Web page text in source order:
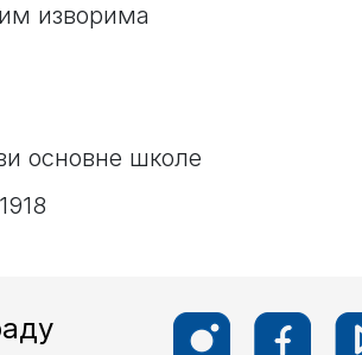
изворима
основне школе